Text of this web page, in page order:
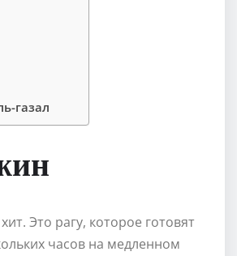
газал
Это рагу, которое готовят
часов на медленном